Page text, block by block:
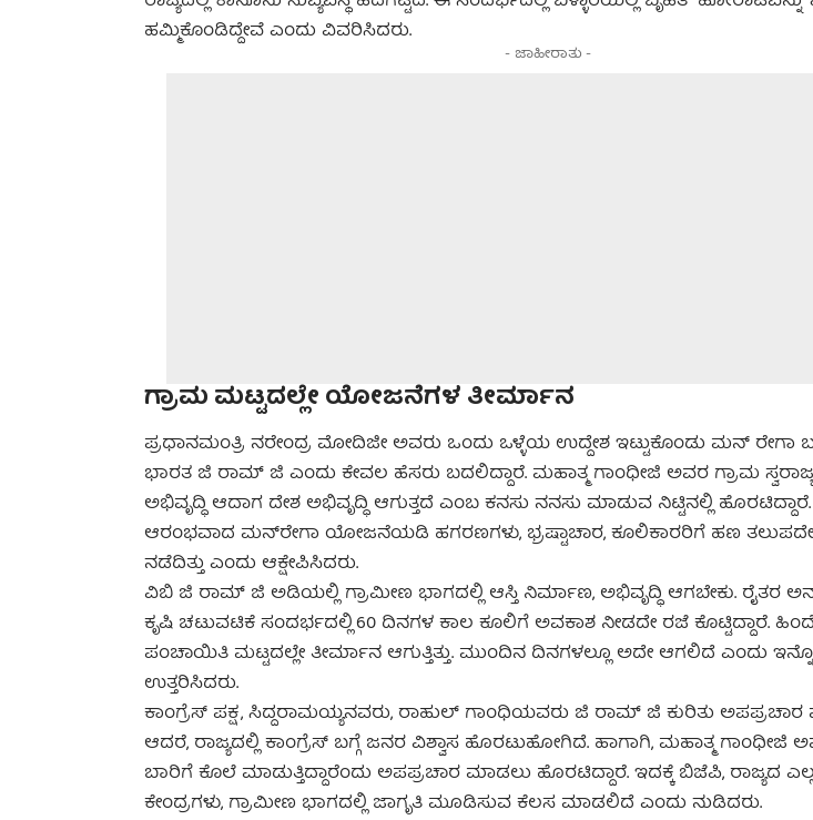
ಹಮ್ಮಿಕೊಂಡಿದ್ದೇವೆ ಎಂದು ವಿವರಿಸಿದರು.
- ಜಾಹೀರಾತು -
ಗ್ರಾಮ ಮಟ್ಟದಲ್ಲೇ ಯೋಜನೆಗಳ ತೀರ್ಮಾನ
ಪ್ರಧಾನಮಂತ್ರಿ ನರೇಂದ್ರ ಮೋದಿಜೀ ಅವರು ಒಂದು ಒಳ್ಳೆಯ ಉದ್ದೇಶ ಇಟ್ಟುಕೊಂಡು ಮನ್ ರೇಗಾ
ಭಾರತ ಜಿ ರಾಮ್ ಜಿ ಎಂದು ಕೇವಲ ಹೆಸರು ಬದಲಿದ್ದಾರೆ. ಮಹಾತ್ಮ ಗಾಂಧೀಜಿ ಅವರ ಗ್ರಾಮ
ಅಭಿವೃದ್ಧಿ ಆದಾಗ ದೇಶ ಅಭಿವೃದ್ಧಿ ಆಗುತ್ತದೆ ಎಂಬ ಕನಸು ನನಸು ಮಾಡುವ ನಿಟ್ಟಿನಲ್ಲಿ ಹೊರಟಿದ್ದಾರೆ.
ಆರಂಭವಾದ ಮನ್‍ರೇಗಾ ಯೋಜನೆಯಡಿ ಹಗರಣಗಳು, ಭ್ರಷ್ಟಾಚಾರ, ಕೂಲಿಕಾರರಿಗೆ ಹಣ ತಲುಪದೇ
ನಡೆದಿತ್ತು ಎಂದು ಆಕ್ಷೇಪಿಸಿದರು.
ವಿಬಿ ಜಿ ರಾಮ್ ಜಿ ಅಡಿಯಲ್ಲಿ ಗ್ರಾಮೀಣ ಭಾಗದಲ್ಲಿ ಆಸ್ತಿ ನಿರ್ಮಾಣ, ಅಭಿವೃದ್ಧಿ ಆಗಬೇಕು. ರೈತರ
ಕೃಷಿ ಚಟುವಟಿಕೆ ಸಂದರ್ಭದಲ್ಲಿ 60 ದಿನಗಳ ಕಾಲ ಕೂಲಿಗೆ ಅವಕಾಶ ನೀಡದೇ ರಜೆ ಕೊಟ್ಟಿದ್ದಾರೆ.
ಪಂಚಾಯಿತಿ ಮಟ್ಟದಲ್ಲೇ ತೀರ್ಮಾನ ಆಗುತ್ತಿತ್ತು. ಮುಂದಿನ ದಿನಗಳಲ್ಲೂ ಅದೇ ಆಗಲಿದೆ ಎಂದು
ಉತ್ತರಿಸಿದರು.
ಕಾಂಗ್ರೆಸ್ ಪಕ್ಷ, ಸಿದ್ದರಾಮಯ್ಯನವರು, ರಾಹುಲ್ ಗಾಂಧಿಯವರು ಜಿ ರಾಮ್ ಜಿ ಕುರಿತು ಅಪಪ್ರಚಾರ
ಆದರೆ, ರಾಜ್ಯದಲ್ಲಿ ಕಾಂಗ್ರೆಸ್ ಬಗ್ಗೆ ಜನರ ವಿಶ್ವಾಸ ಹೊರಟುಹೋಗಿದೆ. ಹಾಗಾಗಿ, ಮಹಾತ್ಮ ಗಾಂಧೀಜಿ
ಬಾರಿಗೆ ಕೊಲೆ ಮಾಡುತ್ತಿದ್ದಾರೆಂದು ಅಪಪ್ರಚಾರ ಮಾಡಲು ಹೊರಟಿದ್ದಾರೆ. ಇದಕ್ಕೆ ಬಿಜೆಪಿ, ರಾಜ್ಯದ ಎಲ್ಲ
ಕೇಂದ್ರಗಳು, ಗ್ರಾಮೀಣ ಭಾಗದಲ್ಲಿ ಜಾಗೃತಿ ಮೂಡಿಸುವ ಕೆಲಸ ಮಾಡಲಿದೆ ಎಂದು ನುಡಿದರು.